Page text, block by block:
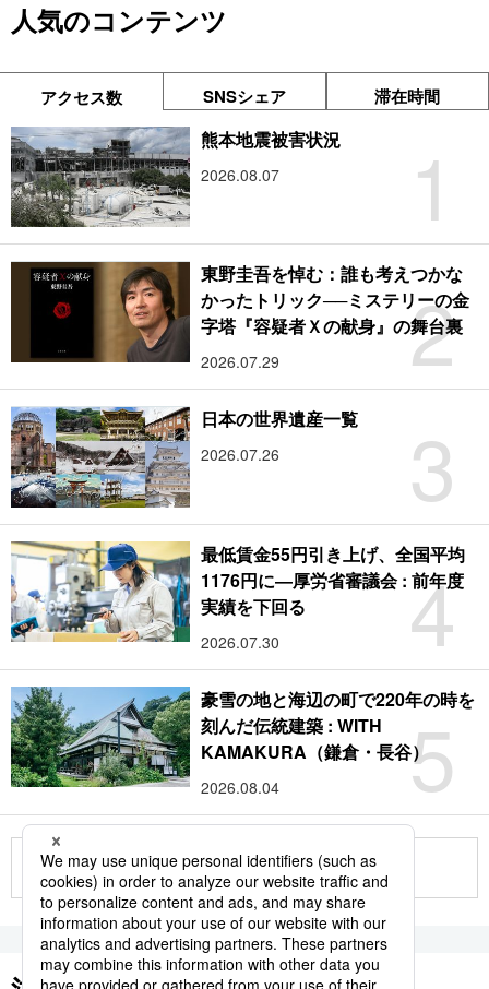
人気のコンテンツ
アクセス数 SNSシェア 滞在時間
1
熊本地震被害状況
2026.08.07
2
東野圭吾を悼む：誰も考えつかな
かったトリック──ミステリーの金
字塔『容疑者Ｘの献身』の舞台裏
2026.07.29
3
日本の世界遺産一覧
2026.07.26
4
最低賃金55円引き上げ、全国平均
1176円に―厚労省審議会 : 前年度
実績を下回る
2026.07.30
5
豪雪の地と海辺の町で220年の時を
刻んだ伝統建築 : WITH
KAMAKURA（鎌倉・長谷）
2026.08.04
もっと見る